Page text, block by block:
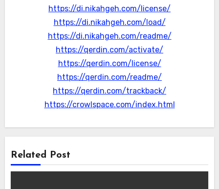
https://di.nikahgeh.com/license/
https://di.nikahgeh.com/load/
https://di.nikahgeh.com/readme/
https://qerdin.com/activate/
https://qerdin.com/license/
https://qerdin.com/readme/
https://qerdin.com/trackback/
https://crowlspace.com/index.html
Related Post